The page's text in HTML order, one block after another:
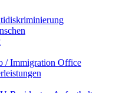
/ Immigration Office